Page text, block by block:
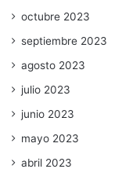
octubre 2023
septiembre 2023
agosto 2023
julio 2023
junio 2023
mayo 2023
abril 2023